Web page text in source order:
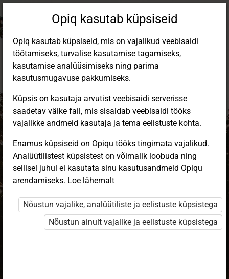
Sisene Opiqusse
Vali, kuidas end tuvastada
eKool
Stuudium
Opiq
HarID
Opiq kasutab küpsiseid
Opiq kasutab küpsiseid, mis on vajalikud veebisaidi
töötamiseks, turvalise kasutamise tagamiseks,
kasutamise analüüsimiseks ning parima
kasutusmugavuse pakkumiseks.
Küpsis on kasutaja arvutist veebisaidi serverisse
saadetav väike fail, mis sisaldab veebisaidi tööks
vajalikke andmeid kasutaja ja tema eelistuste kohta.
Enamus küpsiseid on Opiqu tööks tingimata vajalikud.
Analüütilistest küpsistest on võimalik loobuda ning
sellisel juhul ei kasutata sinu kasutusandmeid Opiqu
arendamiseks. Loe lähemalt
Nõustun vajalike, analüütiliste ja eelistuste küpsistega
Nõustun ainult vajalike ja eelistuste küpsistega